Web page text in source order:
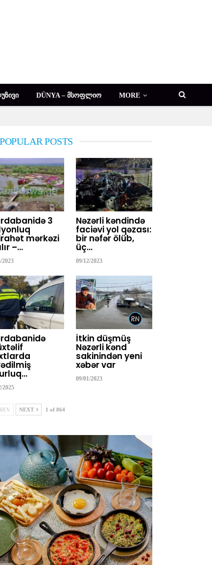
DÜNYA – ᲛᲡᲝᲤᲚᲘᲝ MORE
POPULAR POSTS
3
mərkəzi
–…
2023
Nəzərli kəndində
faciəvi yol qəzası:
bir nəfər ölüb,
üç…
09/12/2023
2025
İtkin düşmüş
Nəzərli kənd
sakinindən yeni
xəbər var
09/01/2023
NEXT 1 of 864